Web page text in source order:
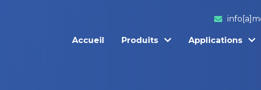
Accueil Produits Applications